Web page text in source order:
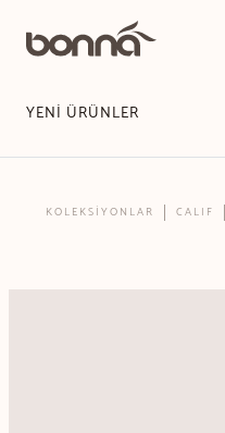
YENİ ÜRÜNLER
KOLEKSİYONLAR CALIF